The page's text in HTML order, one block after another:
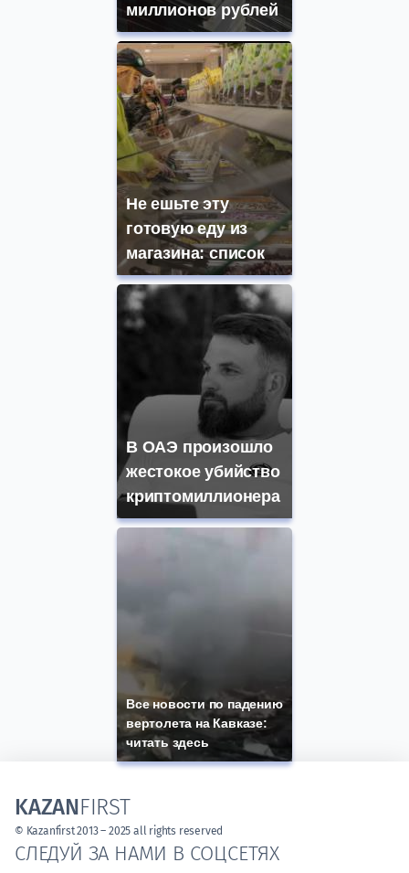
миллионов рублей
Не ешьте эту
готовую еду из
магазина: список
В ОАЭ произошло
жестокое убийство
криптомиллионера
Все новости по падению
вертолета на Кавказе:
читать здесь
СЛЕДУЙ ЗА НАМИ В СОЦСЕТЯХ
KAZANFIRST
© Kazanfirst 2013 – 2025 all rights reserved